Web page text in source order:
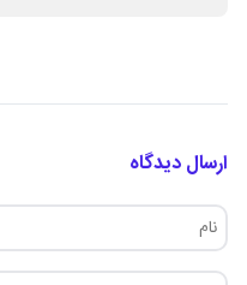
ارسال دیدگاه